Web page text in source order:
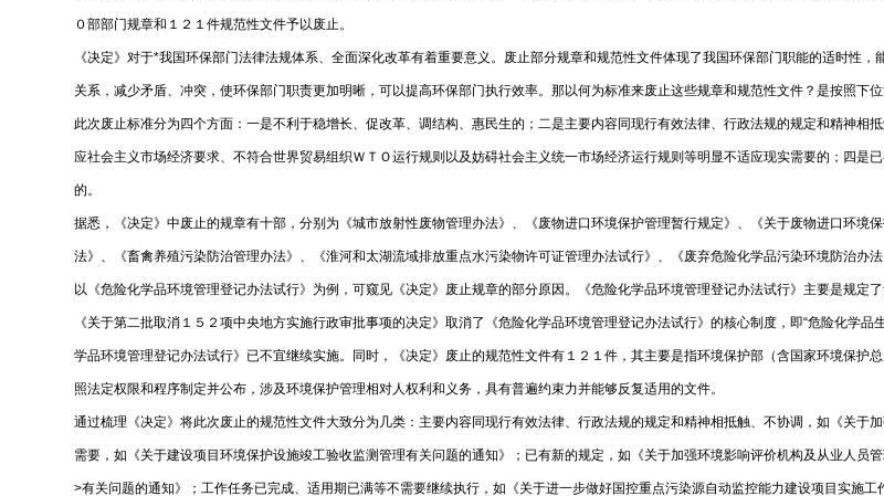
０部部门规章和１２１件规范性文件予以废止。
《决定》对于*我国环保部门法律法规体系、全面深化改革有着重要意义。废止部分规章和规范性文件体现了我国环保部门职能的适时性
关系，减少矛盾、冲突，使环保部门职责更加明晰，可以提高环保部门执行效率。那以何为标准来废止这些规章和规范性文件？是按照
此次废止标准分为四个方面：一是不利于稳增长、促改革、调结构、惠民生的；二是主要内容同现行有效法律、行政法规的规定和精神
应社会主义市场经济要求、不符合世界贸易组织ＷＴＯ运行规则以及妨碍社会主义统一市场经济运行规则等明显不适应现实需要的；四是
的。
据悉，《决定》中废止的规章有十部，分别为《城市放射性废物管理办法》、《废物进口环境保护管理暂行规定》、《关于废物进口环
法》、《畜禽养殖污染防治管理办法》、《淮河和太湖流域排放重点水污染物许可证管理办法试行》、《废弃危险化学品污染环境
以《危险化学品环境管理登记办法试行》为例，可窥见《决定》废止规章的部分原因。《危险化学品环境管理登记办法试行》主要是规
《关于第二批取消１５２项中央地方实施行政审批事项的决定》取消了《危险化学品环境管理登记办法试行》的核心制度，即“危险化学
学品环境管理登记办法试行》已不宜继续实施。同时，《决定》废止的规范性文件有１２１件，其主要是指环境保护部（含国家环境保
照法定权限和程序制定并公布，涉及环境保护管理相对人权利和义务，具有普遍约束力并能够反复适用的文件。
通过梳理《决定》将此次废止的规范性文件大致分为几类：主要内容同现行有效法律、行政法规的规定和精神相抵触、不协调，如《关
需要，如《关于建设项目环境保护设施竣工验收监测管理有关问题的通知》；已有新的规定，如《关于加强环境影响评价机构及从业人
>有关问题的通知》；工作任务已完成、适用期已满等不需要继续执行，如《关于进一步做好国控重点污染源自动监控能力建设项目实施